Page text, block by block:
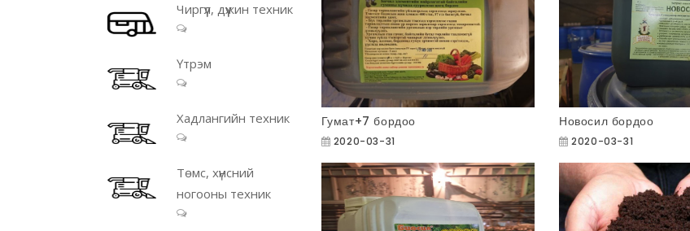
Чиргүүл, дүүжин техник
Үтрэм
Хадлангийн техник
Төмс, хүнсний
ногооны техник
Гумат+7 бордоо
2020-03-31
Новосил бордоо
2020-03-31